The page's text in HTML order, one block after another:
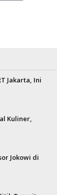
Jakarta, Ini
Kuliner,
Jokowi di